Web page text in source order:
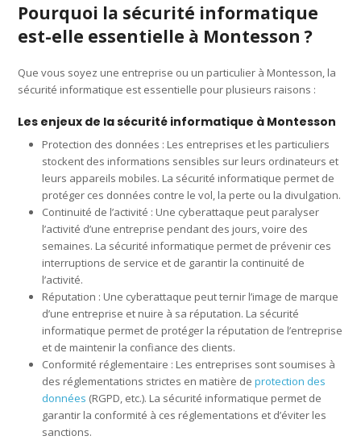
Pourquoi la sécurité informatique
est-elle essentielle à Montesson ?
Que vous soyez une entreprise ou un particulier à Montesson, la
sécurité informatique est essentielle pour plusieurs raisons :
Les enjeux de la sécurité informatique à Montesson
Protection des données : Les entreprises et les particuliers
stockent des informations sensibles sur leurs ordinateurs et
leurs appareils mobiles. La sécurité informatique permet de
protéger ces données contre le vol, la perte ou la divulgation.
Continuité de l’activité : Une cyberattaque peut paralyser
l’activité d’une entreprise pendant des jours, voire des
semaines. La sécurité informatique permet de prévenir ces
interruptions de service et de garantir la continuité de
l’activité.
Réputation : Une cyberattaque peut ternir l’image de marque
d’une entreprise et nuire à sa réputation. La sécurité
informatique permet de protéger la réputation de l’entreprise
et de maintenir la confiance des clients.
Conformité réglementaire : Les entreprises sont soumises à
des réglementations strictes en matière deprotection des
données (RGPD, etc.). La sécurité informatique permet de
garantir la conformité à ces réglementations et d’éviter les
sanctions.